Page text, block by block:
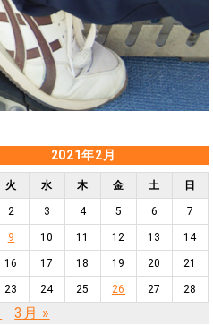
2021年2月
火 水 木 金 土 日
2 3 4 5 6 7
9 10 11 12 13 14
16 17 18 19 20 21
23 24 25 26 27 28
3月 »